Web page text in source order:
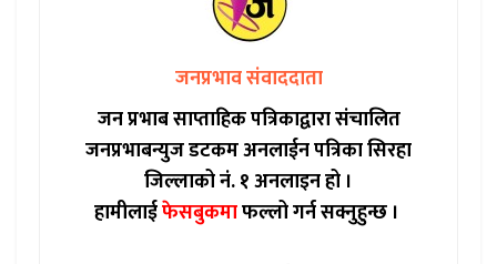
जनप्रभाव संवाददाता
जन प्रभाब साप्ताहिक पत्रिकाद्वारा संचालित
जनप्रभाबन्युज डटकम अनलाईन पत्रिका सिरहा
जिल्लाको नं. १ अनलाइन हो ।
हामीलाईफेसबुकमाफल्लो गर्न सक्नुहुन्छ ।